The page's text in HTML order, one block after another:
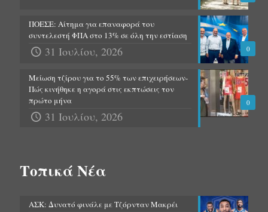
0
ΠΟΕΣΕ: Αίτημα για επαναφορά του
συντελεστή ΦΠΑ στο 13% σε όλη την εστίαση
31 Ιουλίου, 2026
0
Μείωση τζίρου για το 55% των επιχειρήσεων-
Πώς κινήθηκε η αγορά στις εκπτώσεις τον
πρώτο μήνα
31 Ιουλίου, 2026
Τοπικά Νέα
ΑΣΚ: Δυνατό φινάλε με Τζόρνταν Μακρέι